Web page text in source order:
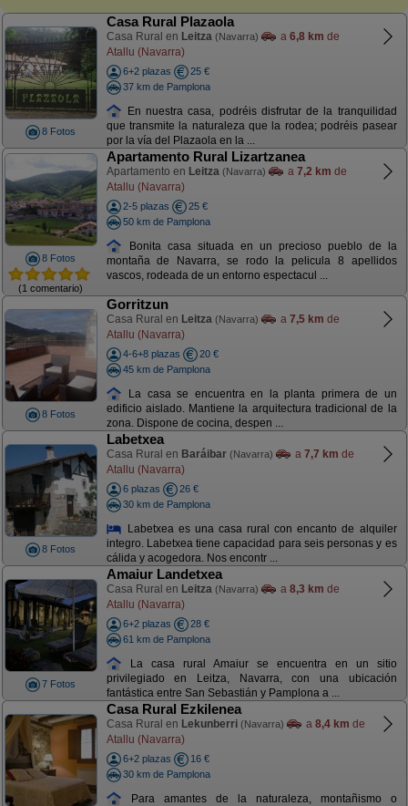
8 Fotos
Casa Rural Plazaola
Casa Rural en Leitza (Navarra) a 6,8 km de
Atallu (Navarra)
6+2 plazas
25 €
37 km de Pamplona
En nuestra casa, podréis disfrutar de la tranquilidad
que transmite la naturaleza que la rodea; podréis pasear
por la vía del Plazaola en la ...
8 Fotos
(1 comentario)
Apartamento Rural Lizartzanea
Apartamento en Leitza (Navarra) a 7,2 km de
Atallu (Navarra)
2-5 plazas
25 €
50 km de Pamplona
Bonita casa situada en un precioso pueblo de la
montaña de Navarra, se rodo la pelicula 8 apellidos
vascos, rodeada de un entorno espectacul ...
8 Fotos
Gorritzun
Casa Rural en Leitza (Navarra) a 7,5 km de
Atallu (Navarra)
4-6+8 plazas
20 €
45 km de Pamplona
La casa se encuentra en la planta primera de un
edificio aislado. Mantiene la arquitectura tradicional de la
zona. Dispone de cocina, despen ...
8 Fotos
Labetxea
Casa Rural en Baráibar (Navarra) a 7,7 km de
Atallu (Navarra)
6 plazas
26 €
30 km de Pamplona
Labetxea es una casa rural con encanto de alquiler
integro. Labetxea tiene capacidad para seis personas y es
cálida y acogedora. Nos encontr ...
7 Fotos
Amaiur Landetxea
Casa Rural en Leitza (Navarra) a 8,3 km de
Atallu (Navarra)
6+2 plazas
28 €
61 km de Pamplona
La casa rural Amaiur se encuentra en un sitio
privilegiado en Leitza, Navarra, con una ubicación
fantástica entre San Sebastián y Pamplona a ...
Casa Rural Ezkilenea
Casa Rural en Lekunberri (Navarra) a 8,4 km de
Atallu (Navarra)
6+2 plazas
16 €
30 km de Pamplona
Para amantes de la naturaleza, montañismo o